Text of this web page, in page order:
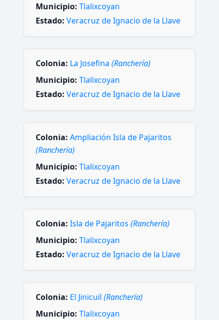
Municipio: Tlalixcoyan
Estado: Veracruz de Ignacio de la Llave
Colonia: La Josefina (Ranchería)
Municipio: Tlalixcoyan
Estado: Veracruz de Ignacio de la Llave
Colonia: Ampliación Isla de Pajaritos
(Ranchería)
Municipio: Tlalixcoyan
Estado: Veracruz de Ignacio de la Llave
Colonia: Isla de Pajaritos (Ranchería)
Municipio: Tlalixcoyan
Estado: Veracruz de Ignacio de la Llave
Colonia: El Jinicuil (Ranchería)
Municipio: Tlalixcoyan